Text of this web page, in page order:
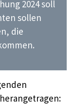
2024 soll
sollen
die